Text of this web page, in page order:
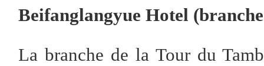
Beifanglangyue Hotel
La branche de la Tour du